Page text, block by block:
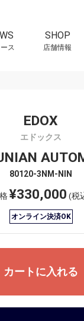
ス
SHOP
店舗情報
EDOX
エドックス
80120-3NM-NIN
¥330,000 (税
オンライン決済OK